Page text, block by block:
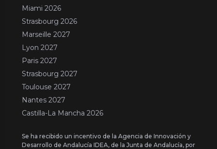
Miami 2026
Strasbourg 2026
Marseille 2027
Lyon 2027
Paris 2027
Strasbourg 2027
Toulouse 2027
Nantes 2027
Castilla-La Mancha 2026
Se ha recibido un incentivo de la Agencia de Innovación y
Desarrollo de Andalucía IDEA, de la Junta de Andalucía, por